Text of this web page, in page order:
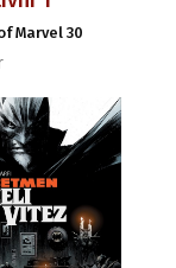
Marvel 30